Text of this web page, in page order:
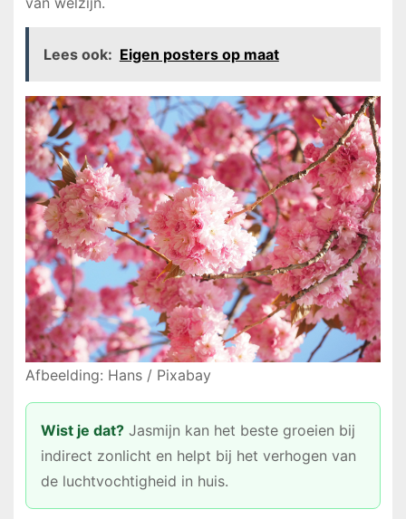
Lees ook: Eigen posters op maat
Afbeelding: Hans / Pixabay
Wist je dat?Jasmijn kan het beste groeien bij
indirect zonlicht en helpt bij het verhogen van
de luchtvochtigheid in huis.